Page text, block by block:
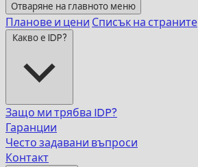
Отваряне на главното меню
Планове и цени Списък на страните
Какво е IDP?
Защо ми трябва IDP?
Гаранции
Често задавани въпроси
Контакт